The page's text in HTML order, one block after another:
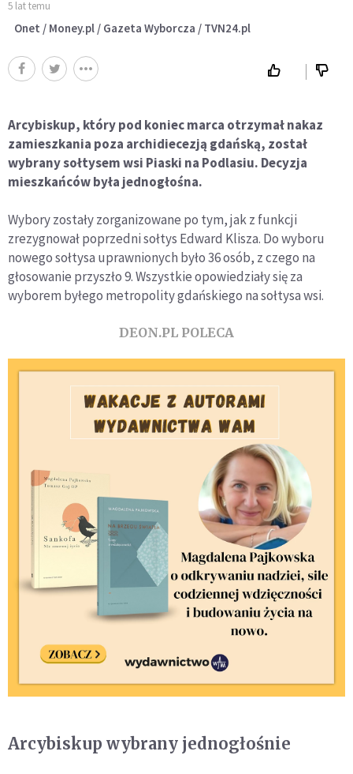
5 lat temu
Onet / Money.pl / Gazeta Wyborcza / TVN24.pl
Arcybiskup, który pod koniec marca otrzymał nakaz
zamieszkania poza archidiecezją gdańską, został
wybrany sołtysem wsi Piaski na Podlasiu. Decyzja
mieszkańców była jednogłośna.
Wybory zostały zorganizowane po tym, jak z funkcji
zrezygnował poprzedni sołtys Edward Klisza. Do wyboru
nowego sołtysa uprawnionych było 36 osób, z czego na
głosowanie przyszło 9. Wszystkie opowiedziały się za
wyborem byłego metropolity gdańskiego na sołtysa wsi.
DEON.PL POLECA
Arcybiskup wybrany jednogłośnie